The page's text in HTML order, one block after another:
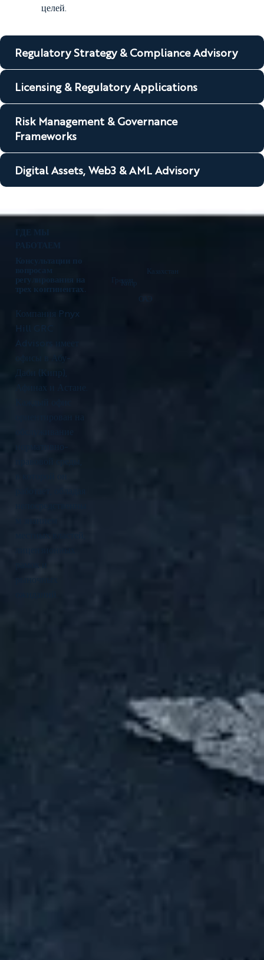
целей.
Regulatory Strategy & Compliance Advisory
Licensing & Regulatory Applications
Risk Management & Governance
Frameworks
Digital Assets, Web3 & AML Advisory
ГДЕ МЫ
Консультации по
вопросам
регулирования на
трех континентах.
Компания Pnyx
Hill GRC
Advisors имеет
офисы в Абу-
Даби (Кипр),
Афинах и Астане.
Кипр
Греция
ОАЭ
Казахстан